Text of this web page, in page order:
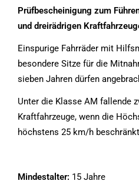
Prüfbescheinigung zum
und dreirädrigen
Einspurige Fahrräder mit
besondere Sitze für die
sieben Jahren dürfen
Unter die Klasse AM fallende
Kraftfahrzeuge, wenn die
höchstens 25 km/h
Mindestalter: 15 Jahre